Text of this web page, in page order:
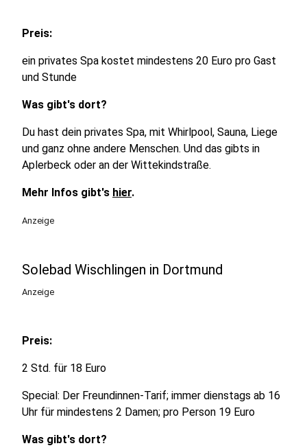
Preis:
ein privates Spa kostet mindestens 20 Euro pro Gast
und Stunde
Was gibt's dort?
Du hast dein privates Spa, mit Whirlpool, Sauna, Liege
und ganz ohne andere Menschen. Und das gibts in
Aplerbeck oder an der Wittekindstraße.
Mehr Infos gibt's hier.
Anzeige
Solebad Wischlingen in Dortmund
Anzeige
Preis:
2 Std. für 18 Euro
Special: Der Freundinnen-Tarif; immer dienstags ab 16
Uhr für mindestens 2 Damen; pro Person 19 Euro
Was gibt's dort?